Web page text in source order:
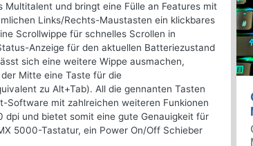
und bringt eine Fülle an Features mit
Links/Rechts-Maustasten ein klickbares
Scrollwippe für schnelles Scrollen in
Anzeige für den aktuellen Batteriezustand
sich eine weitere Wippe ausmachen,
Mitte eine Taste für die
zu Alt+Tab). All die gennanten Tasten
Software mit zahlreichen weiteren Funkionen
dpi und bietet somit eine gute Genauigkeit für
5000-Tastatur, ein Power On/Off Schieber